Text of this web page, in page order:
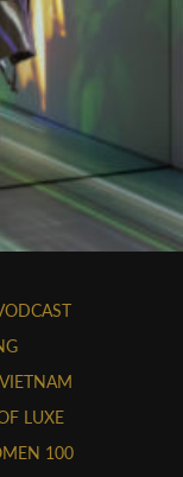
LUXE
100